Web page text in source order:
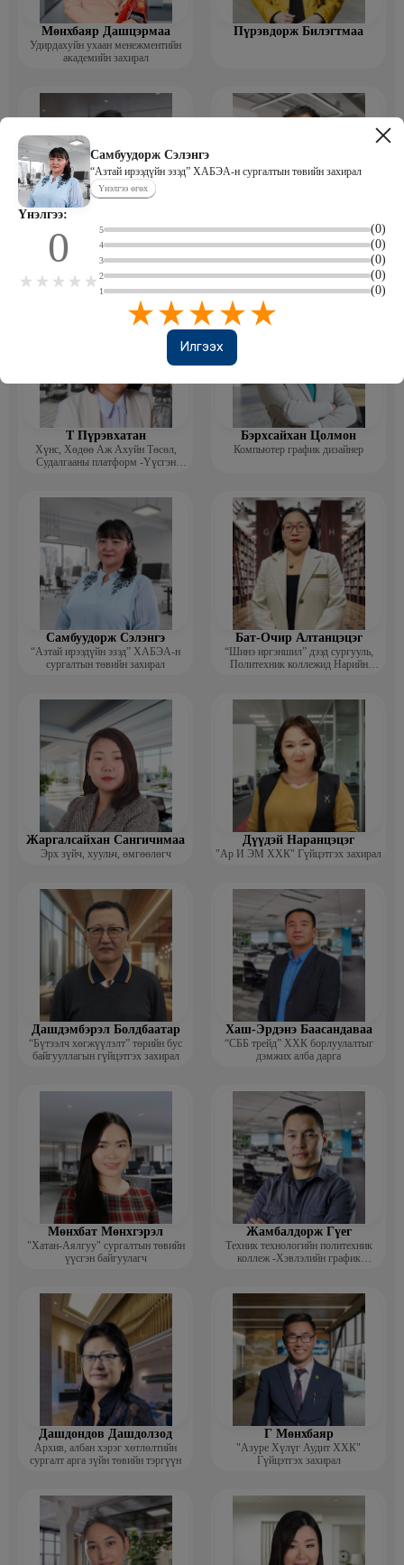
Самбуудорж Сэлэнгэ
“Азтай ирээдүйн эзэд” ХАБЭА-н сургалтын төвийн захирал
Үнэлгээ өгөх
Үнэлгээ:
0 5 (0)
4 (0)
3 (0)
2 (0)
1 (0)
Илгээх
Мөнхбаяр Дашцэрмаа
Удирдахуйн ухаан менежментийн
академийн захирал
Пүрэвдорж Билэгтмаа
Мөнгөнрейс Пүрэвдорж
Программист, График дизайнер,
Багш
Өлзийсайхан Золбаяр
Эрдэнэт үйлдвэрийн хүний нөөцийн
тэргүүлэх мэргэжилтэн
Т Пүрэвхатан
Хүнс, Хөдөө Аж Ахуйн Төсөл,
Судалгааны платформ -Үүсгэн
Бэрхсайхан Цолмон
Компьютер график дизайнер
Самбуудорж Сэлэнгэ
“Азтай ирээдүйн эзэд” ХАБЭА-н
сургалтын төвийн захирал
Бат-Очир Алтанцэцэг
“Шинэ иргэншил” дээд сургууль,
Политехник коллежид Нарийн
багш
Жаргалсайхан Сангичимаа
Эрх зүйч, хуульч, өмгөөлөгч
Дүүдэй Наранцэцэг
"Ар И ЭМ ХХК" Гүйцэтгэх захирал
Дашдэмбэрэл Болдбаатар
“Бүтээлч хөгжүүлэлт” төрийн бус
байгууллагын гүйцэтгэх захирал
Хаш-Эрдэнэ Баасандаваа
“СББ трейд” ХХК борлуулалтыг
дэмжих алба дарга
Мөнхбат Мөнхгэрэл
"Хатан-Аялгуу" сургалтын төвийн
үүсгэн байгуулагч
Жамбалдорж Гүег
Техник технологийн политехник
коллеж -Хэвлэлийн график
Дашдондов Дашдолзод
Архив, албан хэрэг хөтлөлтийн
сургалт арга зүйн төвийн тэргүүн
Г Мөнхбаяр
"Азуре Хүлүг Аудит ХХК"
Гүйцэтгэх захирал